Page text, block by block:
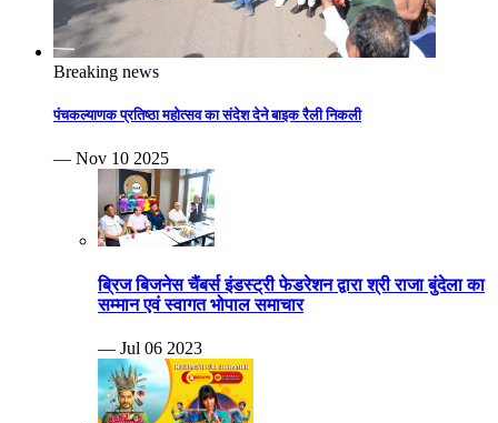
Breaking news
पंचकल्याणक प्रतिष्ठा महोत्सव का संदेश देने बाइक रैली निकली
— Nov 10 2025
ब्रिज बिजनेस चैंबर्स इंडस्ट्री फेडरेशन द्वारा श्री राजा बुंदेला का
सम्मान एवं स्वागत भोपाल समाचार
— Jul 06 2023